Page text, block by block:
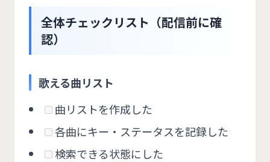
全体チェックリスト（配信前に確
認）
歌える曲リスト
曲リストを作成した
各曲にキー・ステータスを記録した
検索できる状態にした